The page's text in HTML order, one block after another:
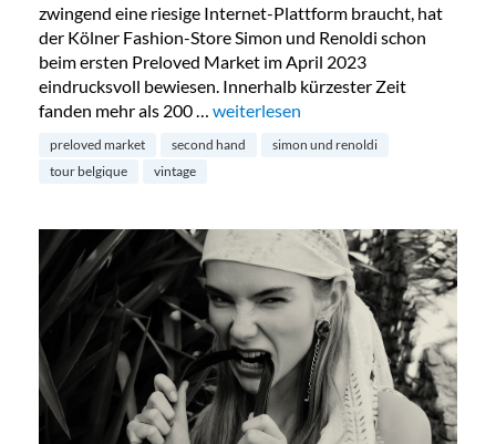
zwingend eine riesige Internet-Plattform braucht, hat
der Kölner Fashion-Store Simon und Renoldi schon
beim ersten Preloved Market im April 2023
eindrucksvoll bewiesen. Innerhalb kürzester Zeit
fanden mehr als 200 … „Preloved Market by Simon &
weiterlesen
preloved market second hand
simon und renoldi
tour belgique
vintage